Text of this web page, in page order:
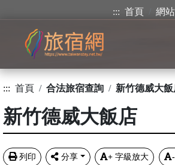
::: 首頁 網
::: 首頁 合法旅宿查詢 新竹德威大飯
新竹德威大飯店
列印 分享 + 字級放大 -